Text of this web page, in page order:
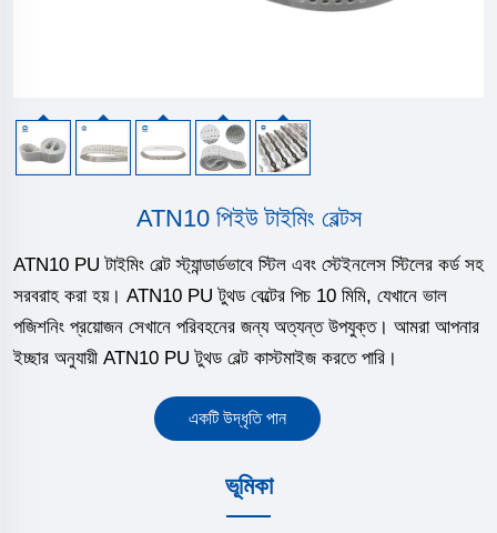
ATN10 পিইউ টাইমিং বেল্টস
ATN10 PU টাইমিং বেল্ট স্ট্যান্ডার্ডভাবে স্টিল এবং স্টেইনলেস স্টিলের কর্ড সহ
সরবরাহ করা হয়। ATN10 PU টুথড বেল্টের পিচ 10 মিমি, যেখানে ভাল
পজিশনিং প্রয়োজন সেখানে পরিবহনের জন্য অত্যন্ত উপযুক্ত। আমরা আপনার
ইচ্ছার অনুযায়ী ATN10 PU টুথড বেল্ট কাস্টমাইজ করতে পারি।
একটি উদ্ধৃতি পান
ভূমিকা